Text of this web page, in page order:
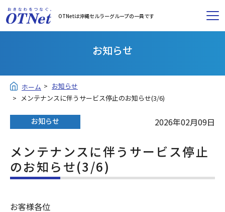
OTNetは沖縄セルラーグループの一員です
お知らせ
ホーム
お知らせ
メンテナンスに伴うサービス停止のお知らせ(3/6)
お知らせ 2026年02月09日
メンテナンスに伴うサービス停止
のお知らせ(3/6)
お客様各位